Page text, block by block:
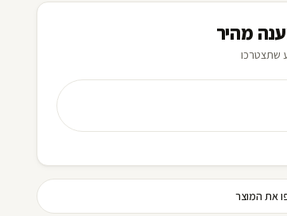
מהיר
שתצטרכו
את המוצר